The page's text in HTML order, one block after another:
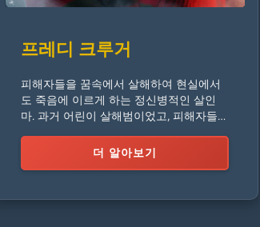
프레디 크루거
피해자들을 꿈속에서 살해하여 현실에서
도 죽음에 이르게 하는 정신병적인 살인
마. 과거 어린이 살해범이었고, 피해자들의
더 알아보기